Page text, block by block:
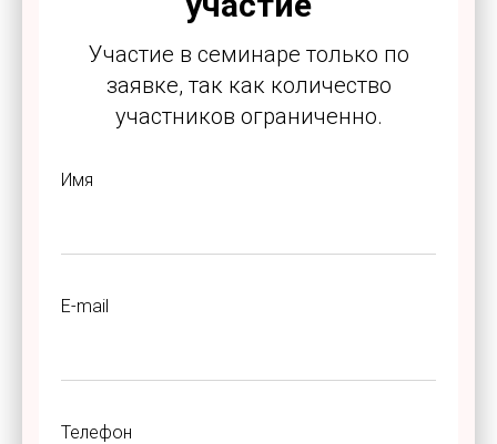
Участие в семинаре только по
заявке, так как количество
участников ограниченно.
Имя
E-mail
Телефон